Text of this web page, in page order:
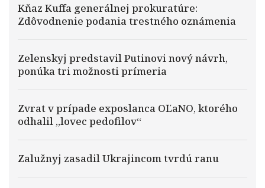
Kňaz Kuffa generálnej prokuratúre:
Zdôvodnenie podania trestného oznámenia
Zelenskyj predstavil Putinovi nový návrh,
ponúka tri možnosti prímeria
Zvrat v prípade exposlanca OĽaNO, ktorého
odhalil „lovec pedofilov“
Zalužnyj zasadil Ukrajincom tvrdú ranu